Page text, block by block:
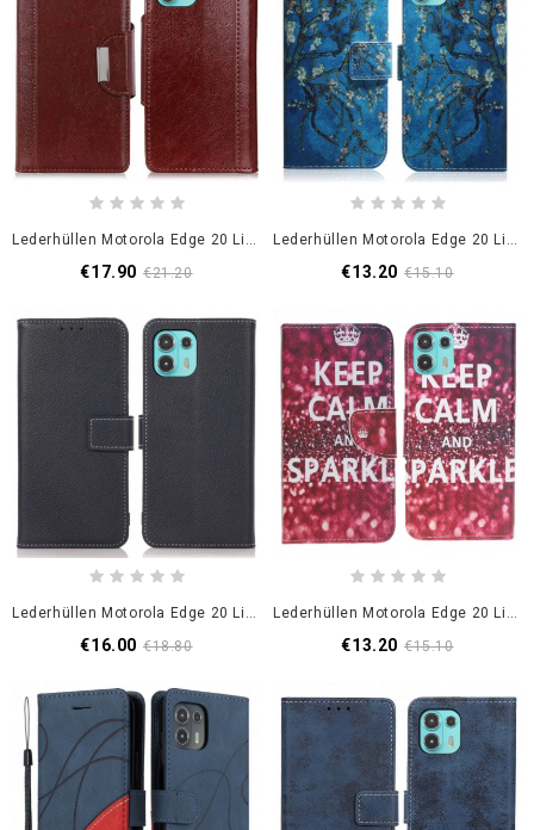
Lederhüllen Motorola Edge 20 Lite Handyhülle Mattes Kunstleder Silberner Verschluss
€17.90 €21.20
Lederhüllen Motorola Edge 20 Lite Blühender Ast
€13.20 €15.10
Lederhüllen Motorola Edge 20 Lite Handyhülle Litschi Freiliegende Nähte
€16.00 €18.80
Lederhüllen Motorola Edge 20 Lite Bleib Ruhig Und Strahle
€13.20 €15.10